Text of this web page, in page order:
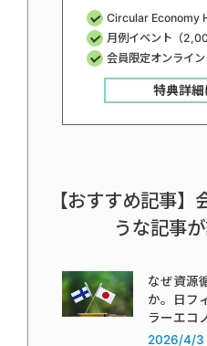
Circular Economy
月例イベント（
会員限定オンライ
特典詳細
【おすすめ記事
うな記事が
なぜ資源
か。日フ
ラーエコ
2026/4/3